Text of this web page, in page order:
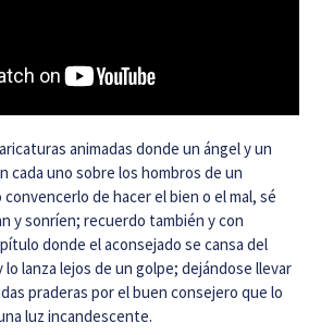
animadas donde un ángel y un
cada uno sobre los hombros de un
de hacer el bien o el mal, sé
y sonríen; recuerdo también y con
donde el aconsejado se cansa del
lanza lejos de un golpe; dejándose llevar
praderas por el buen consejero que lo
luz incandescente.